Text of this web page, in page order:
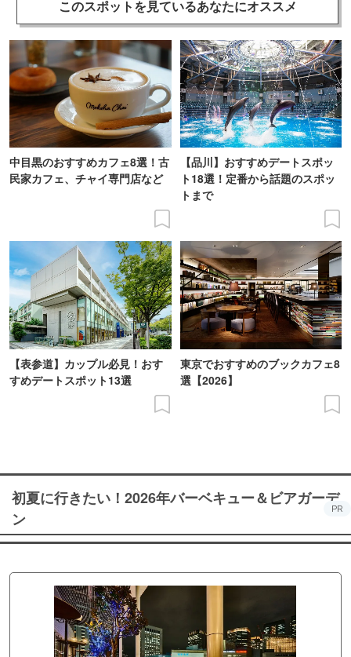
このスポットを見ているあなたにオススメ
中目黒のおすすめカフェ8選！古
民家カフェ、チャイ専門店など
【品川】おすすめデートスポッ
ト18選！定番から話題のスポッ
トまで
【表参道】カップル必見！おす
すめデートスポット13選
東京でおすすめのブックカフェ8
選【2026】
初夏に行きたい！2026年バーベキュー＆ビアガーデ
ン
PR